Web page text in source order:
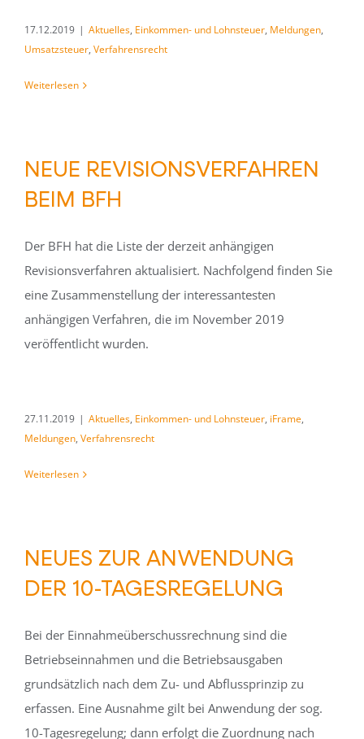
17.12.2019 | Aktuelles, Einkommen- und Lohnsteuer, Meldungen,
Umsatzsteuer, Verfahrensrecht
Weiterlesen
NEUE REVISIONSVERFAHREN
BEIM BFH
Der BFH hat die Liste der derzeit anhängigen
Revisionsverfahren aktualisiert. Nachfolgend finden Sie
eine Zusammenstellung der interessantesten
anhängigen Verfahren, die im November 2019
veröffentlicht wurden.
27.11.2019 | Aktuelles, Einkommen- und Lohnsteuer, iFrame,
Meldungen, Verfahrensrecht
Weiterlesen
NEUES ZUR ANWENDUNG
DER 10-TAGESREGELUNG
Bei der Einnahmeüberschussrechnung sind die
Betriebseinnahmen und die Betriebsausgaben
grundsätzlich nach dem Zu- und Abflussprinzip zu
erfassen. Eine Ausnahme gilt bei Anwendung der sog.
10-Tagesregelung; dann erfolgt die Zuordnung nach